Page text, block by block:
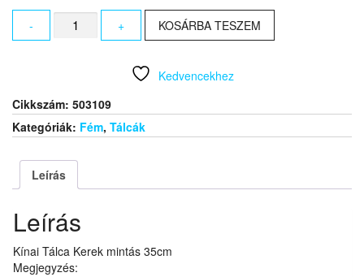
-
Kínai
Tálca
mennyiség
+ KOSÁRBA TESZEM
Kedvencekhez
Cikkszám: 503109
Kategóriák: Fém, Tálcák
Leírás
Leírás
Kínai Tálca Kerek mintás 35cm
Megjegyzés: